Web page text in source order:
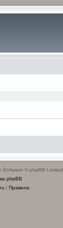
Software © phpBB Limited
phpBB
| Правила